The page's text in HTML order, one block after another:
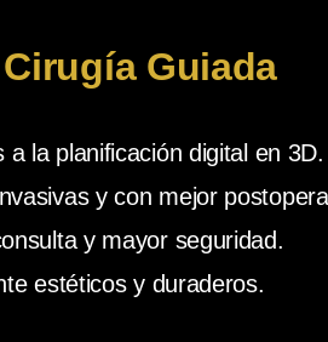
Guiada
la planificación digital en 3D.
y con mejor
y mayor seguridad.
estéticos y duraderos.